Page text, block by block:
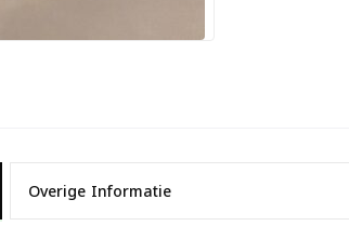
Overige Informatie